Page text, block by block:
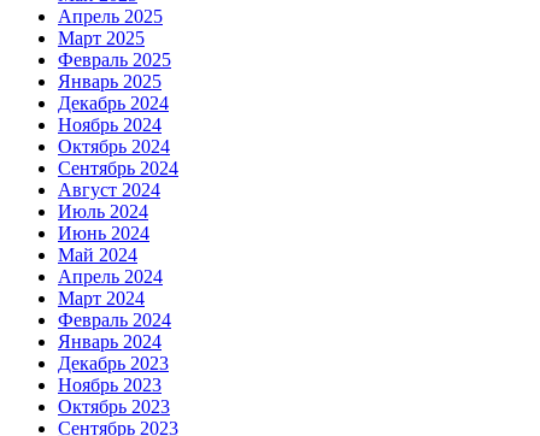
Апрель 2025
Март 2025
Февраль 2025
Январь 2025
Декабрь 2024
Ноябрь 2024
Октябрь 2024
Сентябрь 2024
Август 2024
Июль 2024
Июнь 2024
Май 2024
Апрель 2024
Март 2024
Февраль 2024
Январь 2024
Декабрь 2023
Ноябрь 2023
Октябрь 2023
Сентябрь 2023